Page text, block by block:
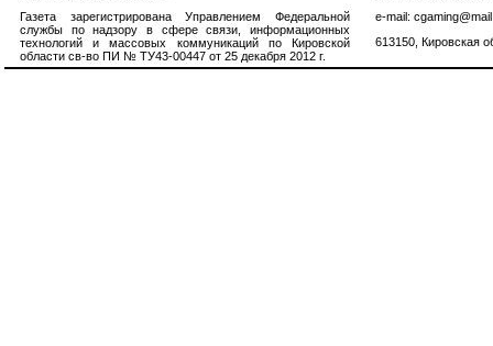
Газета зарегистрирована Управлением Федеральной
службы по надзору в сфере связи, информационных
технологий и массовых коммуникаций по Кировской
области св-во ПИ № ТУ43-00447 от 25 декабря 2012 г.
e-mail:
613150, Кировская